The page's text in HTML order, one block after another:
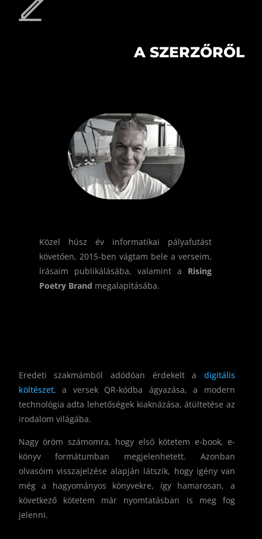
A SZERZŐRŐL
Közel húsz év informatikai pályafutást
követően, 2015-ben vágtam bele a verseim,
írásaim publikálásába, valamint a
Rising
Poetry Brand megalapításába.
Eredeti szakmámból adódóan érdekelt a digitális
költészet, a versek QR-kódba ágyazása, a modern
technológia adta lehetőségek kiaknázása, átültetése az
irodalom világába.
Nagy öröm számomra, hogy első kötetem e-book, e-
könyv formátumban megjelenhetett. Azonban
olvasóim visszajelzése alapján látszik, hogy igény van
még a hagyományos könyvekre, így hamarosan, a
következő kötetem már nyomtatásban is meg fog
jelenni.